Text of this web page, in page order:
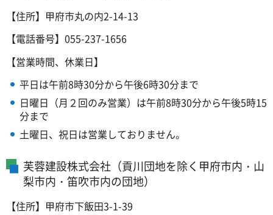
【住所】甲府市丸の内2-14-13
【電話番号】055-237-1656
【営業時間、休業日】
平日は午前8時30分から午後6時30分まで
日曜日（月２回のみ営業）は午前8時30分から午後5時15
分まで
土曜日、祝日は営業しておりません。
芙蓉建設株式会社（貢川団地を除く甲府市内・山
梨市内・笛吹市内の団地）
【住所】甲府市下飯田3-1-39